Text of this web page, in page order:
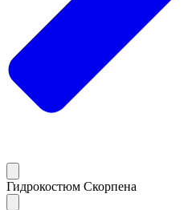
Гидрокостюм Скорпена